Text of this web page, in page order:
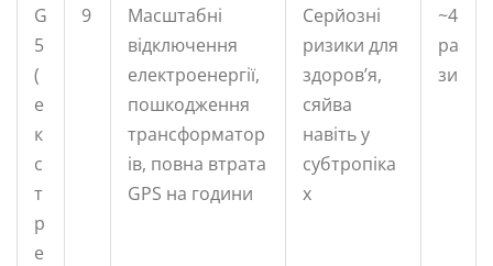
G
5
(
е
к
с
т
р
е
9
Масштабні
відключення
електроенергії,
пошкодження
трансформатор
ів, повна втрата
GPS на години
Серйозні
ризики для
здоров’я,
сяйва
навіть у
субтропіка
х
~4
ра
зи